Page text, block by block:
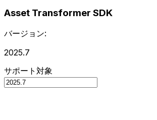
Asset Transformer SDK
バージョン:
2025.7
サポート対象